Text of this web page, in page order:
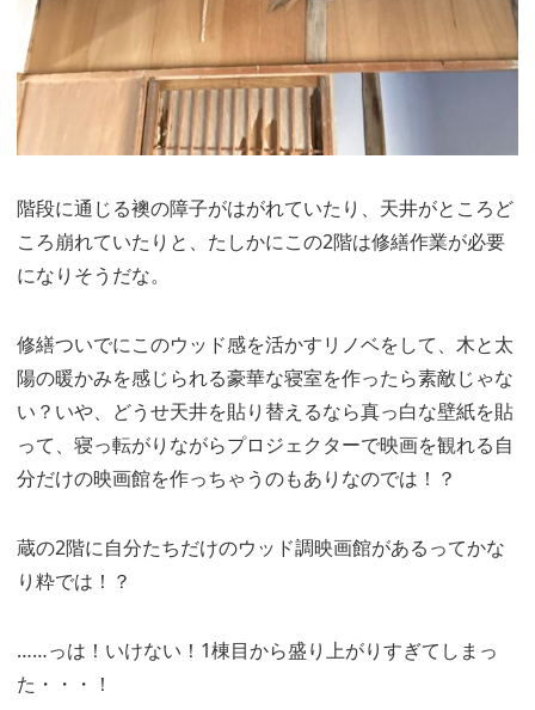
階段に通じる襖の障子がはがれていたり、天井がところど
ころ崩れていたりと、たしかにこの2階は修繕作業が必要
になりそうだな。
修繕ついでにこのウッド感を活かすリノベをして、木と太
陽の暖かみを感じられる豪華な寝室を作ったら素敵じゃな
い？いや、どうせ天井を貼り替えるなら真っ白な壁紙を貼
って、寝っ転がりながらプロジェクターで映画を観れる自
分だけの映画館を作っちゃうのもありなのでは！？
蔵の2階に自分たちだけのウッド調映画館があるってかな
り粋では！？
……っは！いけない！1棟目から盛り上がりすぎてしまっ
た・・・！